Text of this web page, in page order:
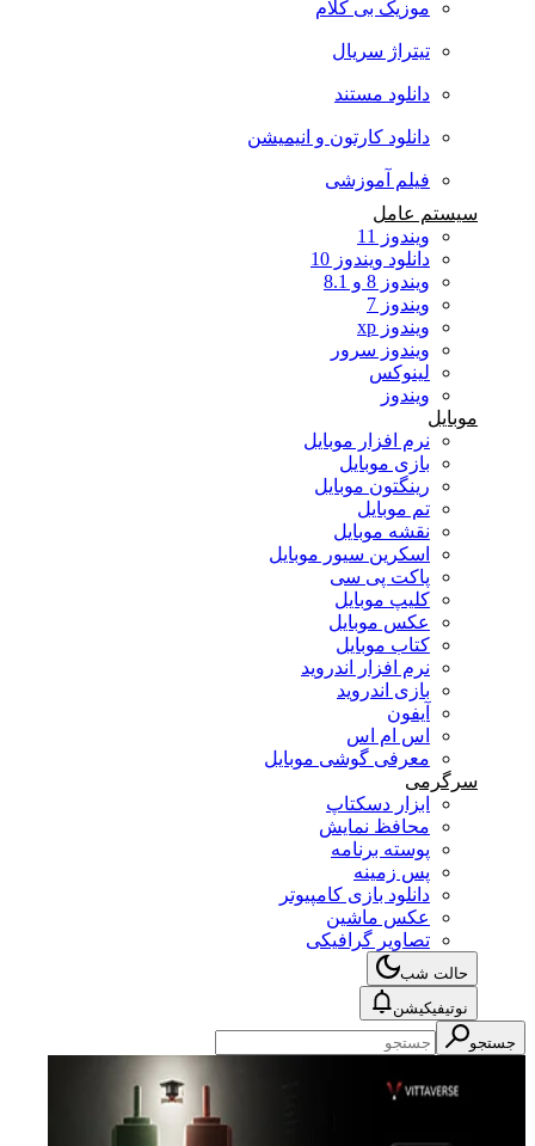
موزیک بی کلام
تیتراژ سریال
دانلود مستند
دانلود کارتون و انیمیشن
فیلم آموزشی
سیستم عامل
ویندوز 11
دانلود ویندوز 10
ویندوز 8 و 8.1
ویندوز 7
ویندوز xp
ویندوز سرور
لینوکس
ویندوز
موبایل
نرم افزار موبایل
بازی موبایل
رینگتون موبایل
تم موبایل
نقشه موبایل
اسکرین سیور موبایل
پاکت پی سی
کلیپ موبایل
عکس موبایل
کتاب موبایل
نرم افزار اندروید
بازی اندروید
آیفون
اس ام اس
معرفی گوشی موبایل
سرگرمی
ابزار دسکتاپ
محافظ نمایش
پوسته برنامه
پس زمینه
دانلود بازی کامپیوتر
عکس ماشین
تصاویر گرافیکی
حالت شب
نوتیفیکیشن
جستجو